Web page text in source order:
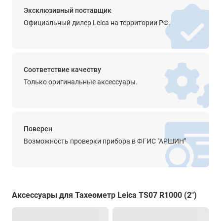
Быстрый режим
Центрирование
1.5 мм на 1.5 м
есть
Эксклюзивный поставщик
Официальный дилер Leica на территории РФ.
Соответствие качеству
Только оригинальные аксессуары.
Поверен
Возможность проверки прибора в ФГИС "АРШИН"
Аксессуары для Тахеометр Leica TS07 R1000 (2")